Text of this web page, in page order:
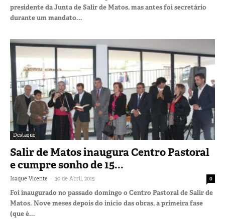
presidente da Junta de Salir de Matos, mas antes foi secretário
durante um mandato...
Destaque
Salir de Matos inaugura Centro Pastoral
e cumpre sonho de 15...
Isaque Vicente - 30 de Abril, 2015 0
Foi inaugurado no passado domingo o Centro Pastoral de Salir de
Matos. Nove meses depois do início das obras, a primeira fase
(que é...